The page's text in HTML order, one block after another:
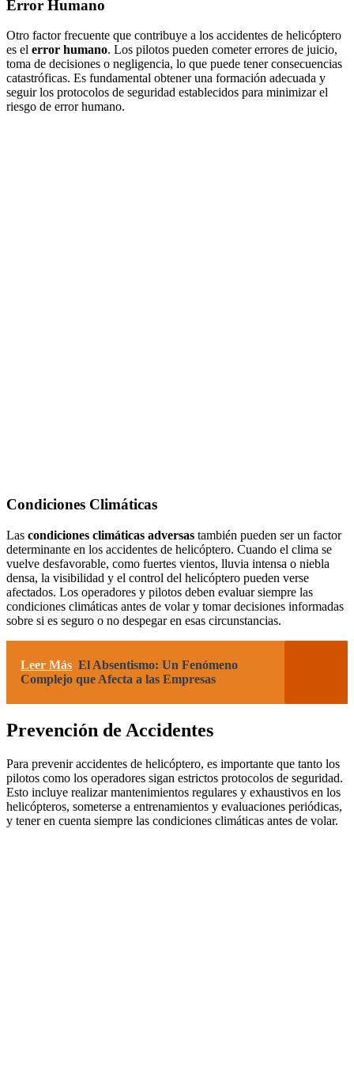
Error Humano
Otro factor frecuente que contribuye a los accidentes de helicóptero
es el error humano. Los pilotos pueden cometer errores de juicio,
toma de decisiones o negligencia, lo que puede tener consecuencias
catastróficas. Es fundamental obtener una formación adecuada y
seguir los protocolos de seguridad establecidos para minimizar el
riesgo de error humano.
Condiciones Climáticas
Las condiciones climáticas adversas también pueden ser un factor
determinante en los accidentes de helicóptero. Cuando el clima se
vuelve desfavorable, como fuertes vientos, lluvia intensa o niebla
densa, la visibilidad y el control del helicóptero pueden verse
afectados. Los operadores y pilotos deben evaluar siempre las
condiciones climáticas antes de volar y tomar decisiones informadas
sobre si es seguro o no despegar en esas circunstancias.
Leer Más El Absentismo: Un Fenómeno
Complejo que Afecta a las Empresas
Prevención de Accidentes
Para prevenir accidentes de helicóptero, es importante que tanto los
pilotos como los operadores sigan estrictos protocolos de seguridad.
Esto incluye realizar mantenimientos regulares y exhaustivos en los
helicópteros, someterse a entrenamientos y evaluaciones periódicas,
y tener en cuenta siempre las condiciones climáticas antes de volar.